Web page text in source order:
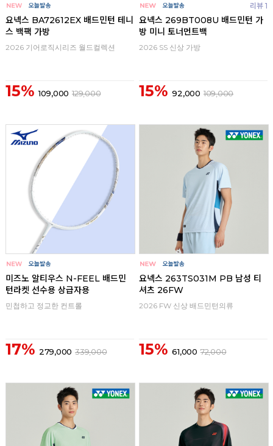
요넥스 BA72612EX 배드민턴 테니
스 백팩 가방
2026 기어로직시리즈 월드컬렉션
15% 109,000 129,000
리뷰 1
요넥스 269BT008U 배드민턴 가
방 미니 토너먼트백
2026 SS 신상 가방
15% 92,000 109,000
미즈노 알티우스 N-FEEL 배드민
턴라켓 선수용 상급자용
민첩하고 정교한 컨트롤
17% 279,000 339,000
요넥스 263TS031M PB 남성 티
셔츠 26FW
2026 FW 신상 배드민턴의류
15% 61,000 72,000